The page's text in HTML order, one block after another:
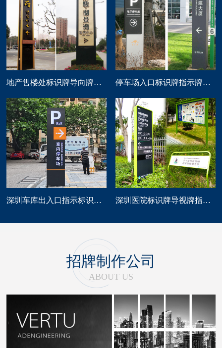
地产售楼处标识牌导向牌精神堡垒制作 停车场入口标识牌指示牌导向牌定做
深圳车库出入口指示标识牌制作 深圳医院标识牌导视牌指示路牌设计制作
招牌制作公司
ABOUT US